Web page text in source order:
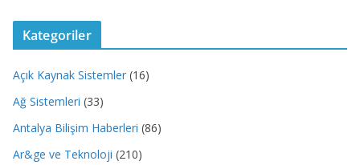
Kategoriler
Açık Kaynak Sistemler (16)
Ağ Sistemleri (33)
Antalya Bilişim Haberleri (86)
Ar&ge ve Teknoloji (210)